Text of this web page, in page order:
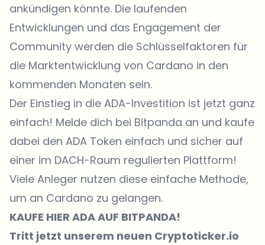
ankündigen könnte. Die laufenden
Entwicklungen und das Engagement der
Community werden die Schlüsselfaktoren für
die Marktentwicklung von Cardano in den
kommenden Monaten sein.
Der Einstieg in die ADA-Investition ist jetzt ganz
einfach! Melde dich bei Bitpanda an und kaufe
dabei den ADA Token einfach und sicher auf
einer im DACH-Raum regulierten Plattform!
Viele Anleger nutzen diese einfache Methode,
um an Cardano zu gelangen.
KAUFE HIER ADA AUF BITPANDA!
Tritt jetzt unserem neuen Cryptoticker.io